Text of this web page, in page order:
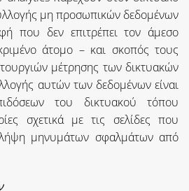
μη προσωπικών δεδομένων
που δεν επιτρέπει τον άμεσο
άτομο – και σκοπός τους
μέτρησης των δικτυακών
αυτών των δεδομένων είναι
του δικτυακού τόπου
σχετικά με τις σελίδες που
λήψη μηνυμάτων σφαλμάτων από